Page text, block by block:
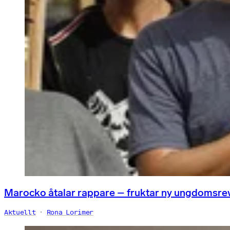
Marocko åtalar rappare – fruktar ny
Aktuellt Rona Lorimer